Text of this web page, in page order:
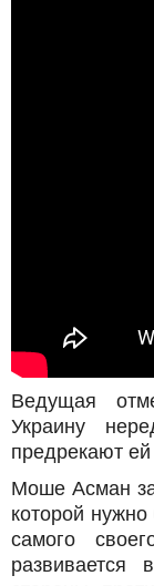
Ведущая
Украину
предрекают
Моше Асман
которой
самого
развивается